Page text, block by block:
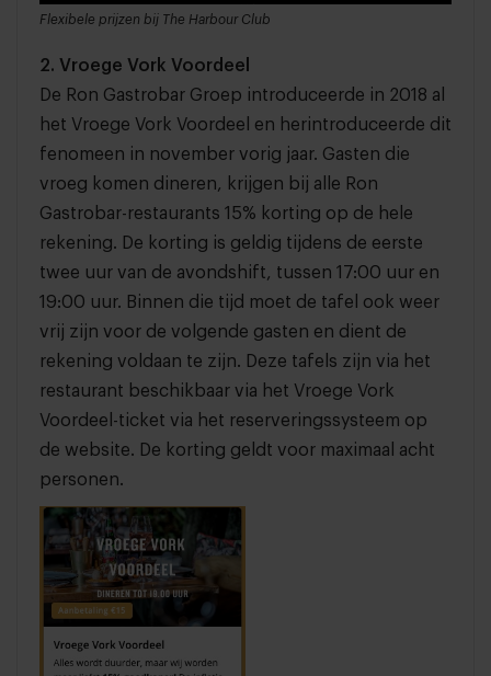
Flexibele prijzen bij The Harbour Club
2. Vroege Vork Voordeel
De Ron Gastrobar Groep introduceerde in 2018 al
het Vroege Vork Voordeel en herintroduceerde dit
fenomeen in november vorig jaar. Gasten die
vroeg komen dineren, krijgen bij alle Ron
Gastrobar-restaurants 15% korting op de hele
rekening. De korting is geldig tijdens de eerste
twee uur van de avondshift, tussen 17:00 uur en
19:00 uur. Binnen die tijd moet de tafel ook weer
vrij zijn voor de volgende gasten en dient de
rekening voldaan te zijn. Deze tafels zijn via het
restaurant beschikbaar via het Vroege Vork
Voordeel-ticket via het reserveringssysteem op
de website. De korting geldt voor maximaal acht
personen.